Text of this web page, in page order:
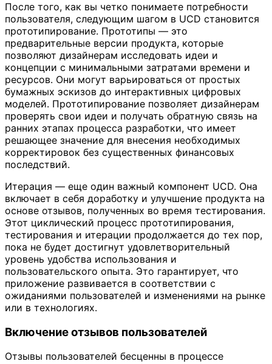
После того, как вы четко понимаете потребности
пользователя, следующим шагом в UCD становится
прототипирование. Прототипы — это
предварительные версии продукта, которые
позволяют дизайнерам исследовать идеи и
концепции с минимальными затратами времени и
ресурсов. Они могут варьироваться от простых
бумажных эскизов до интерактивных цифровых
моделей. Прототипирование позволяет дизайнерам
проверять свои идеи и получать обратную связь на
ранних этапах процесса разработки, что имеет
решающее значение для внесения необходимых
корректировок без существенных финансовых
последствий.
Итерация — еще один важный компонент UCD. Она
включает в себя доработку и улучшение продукта на
основе отзывов, полученных во время тестирования.
Этот циклический процесс прототипирования,
тестирования и итерации продолжается до тех пор,
пока не будет достигнут удовлетворительный
уровень удобства использования и
пользовательского опыта. Это гарантирует, что
приложение развивается в соответствии с
ожиданиями пользователей и изменениями на рынке
или в технологиях.
Включение отзывов пользователей
Отзывы пользователей бесценны в процессе